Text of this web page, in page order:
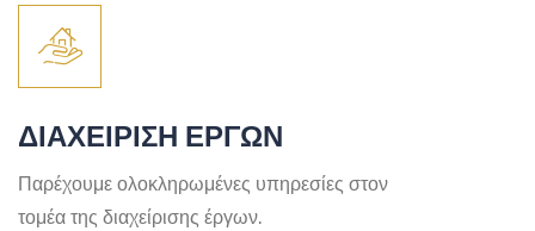
ΔΙΑΧΕΙΡΙΣΗ ΕΡΓΩΝ
Παρέχουμε ολοκληρωμένες υπηρεσίες στον
τομέα της διαχείρισης έργων.